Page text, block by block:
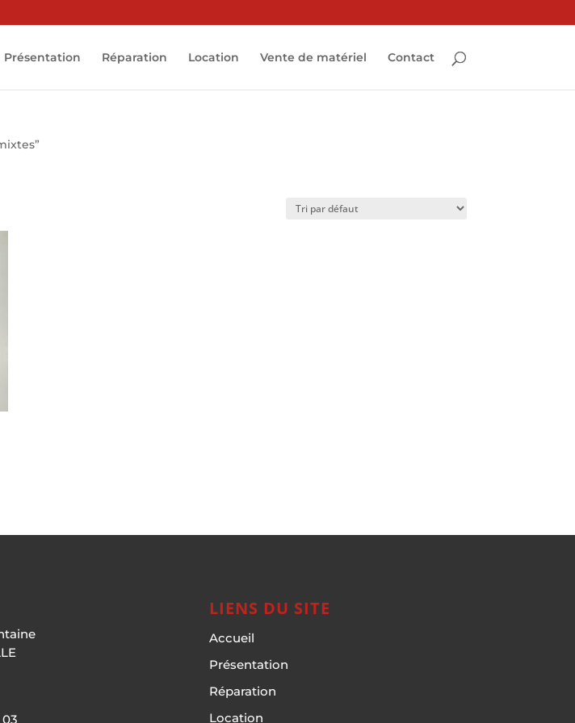
Présentation Réparation Location Vente de matériel Contact
03
LIENS DU SITE
Accueil
Présentation
Réparation
Location